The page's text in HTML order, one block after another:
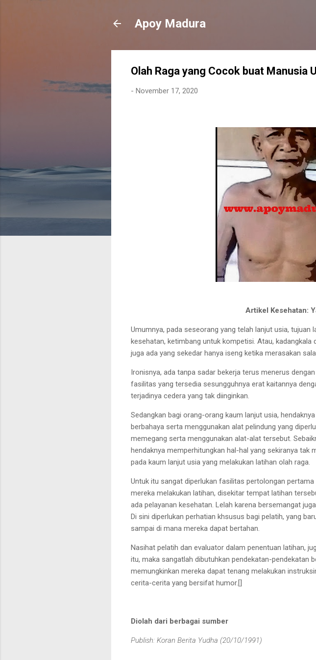
Apoy Madura
Olah Raga yang Cocok buat Manusia
- November 17, 2020
Artikel Kesehatan:
Umumnya, pada seseorang yang telah lanjut usia, tujuan
kesehatan, ketimbang untuk kompetisi. Atau, kadangkala
juga ada yang sekedar hanya iseng ketika merasakan
Ironisnya, ada tanpa sadar bekerja terus menerus dengan
fasilitas yang tersedia sesungguhnya erat kaitannya
terjadinya cedera yang tak diinginkan.
Sedangkan bagi orang-orang kaum lanjut usia,
berbahaya serta menggunakan alat pelindung yang
memegang serta menggunakan alat-alat tersebut.
hendaknya memperhitungkan hal-hal yang sekiranya tak
pada kaum lanjut usia yang melakukan latihan olah raga.
Untuk itu sangat diperlukan fasilitas pertolongan pertama
mereka melakukan latihan, disekitar tempat latihan
ada pelayanan kesehatan. Lelah karena bersemangat juga
Di sini diperlukan perhatian khsusus bagi pelatih, yang
sampai di mana mereka dapat bertahan.
Nasihat pelatih dan evaluator dalam penentuan latihan,
itu, maka sangatlah dibutuhkan pendekatan-pendekatan
memungkinkan mereka dapat tenang melakukan
cerita-cerita yang bersifat humor. []
Diolah dari berbagai sumber
Publish: Koran Berita Yudha (20/10/1991)